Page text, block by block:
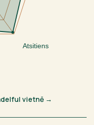
Atsitiens
vietnē →